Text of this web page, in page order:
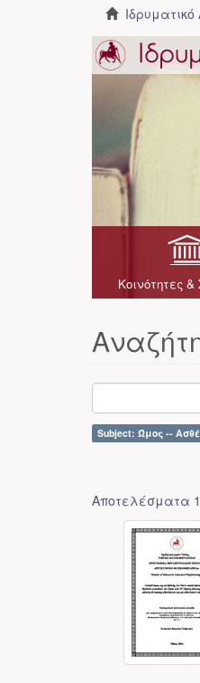
Κοινότητες
Subject: Ώμος --
Αποτελέσματα